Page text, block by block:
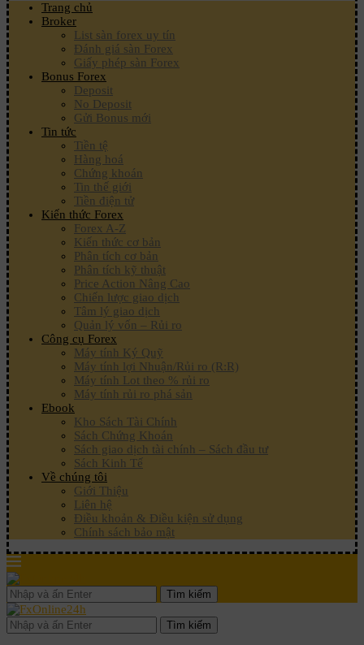
Trang chủ
Broker
List sàn forex uy tín
Đánh giá sàn Forex
Giấy phép sàn Forex
Bonus Forex
Deposit
No Deposit
Gửi Bonus mới
Tin tức
Tiền tệ
Hàng hoá
Chứng khoán
Tin thế giới
Tiền điện tử
Kiến thức Forex
Forex A-Z
Kiến thức cơ bản
Phân tích cơ bản
Phân tích kỹ thuật
Price Action Nâng Cao
Chiến lược giao dịch
Tâm lý giao dịch
Quản lý vốn – Rủi ro
Công cụ Forex
Máy tính Ký Quỹ
Máy tính lợi Nhuận/Rủi ro (R:R)
Máy tính Lot theo % rủi ro
Máy tính rủi ro phá sản
Ebook
Kho Sách Tài Chính
Sách Chứng Khoán
Sách giao dịch tài chính – Sách đầu tư
Sách Kinh Tế
Về chúng tôi
Giới Thiệu
Liên hệ
Điều khoản & Điều kiện sử dụng
Chính sách bảo mật
Tìm kiếm
Tìm kiếm